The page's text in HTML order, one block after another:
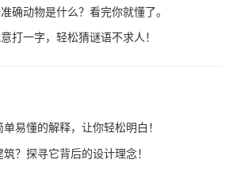
确动物是什么？看完你就懂了。
打一字，轻松猜谜语不求人！
易懂的解释，让你轻松明白！
？探寻它背后的设计理念！